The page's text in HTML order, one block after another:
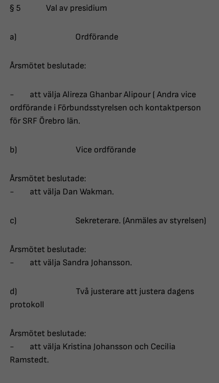
§ 5 Val av presidium
a) Ordförande
Årsmötet beslutade:
- att välja Alireza Ghanbar Alipour ( Andra vice
ordförande i Förbundsstyrelsen och kontaktperson
för SRF Örebro län.
b) Vice ordförande
Årsmötet beslutade:
- att välja Dan Wakman.
c) Sekreterare. (Anmäles av styrelsen)
Årsmötet beslutade:
- att välja Sandra Johansson.
d) Två justerare att justera dagens
protokoll
Årsmötet beslutade:
- att välja Kristina Johansson och Cecilia
Ramstedt.